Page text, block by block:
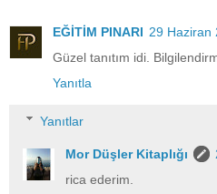
EĞİTİM PINARI 29 Haziran
Güzel tanıtım idi.
Yanıtla
Yanıtlar
Mor Düşler Kitaplığı
rica ederim.